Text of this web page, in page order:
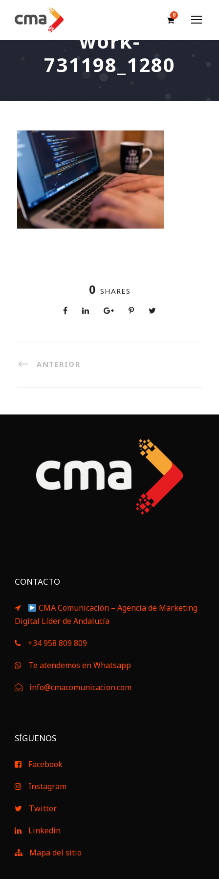
0
work-
731198_1280
0 SHARES
ANTERIOR
CONTACTO
CMA Comunicación – Agencia de Marketing
Digital Líder de Andalucía
+34 958 809 809
Te atendemos en Whatsapp
info@cmacomunicacion.com
SÍGUENOS
Facebook
Instagram
Twitter
Linkedin
Mapa del sitio